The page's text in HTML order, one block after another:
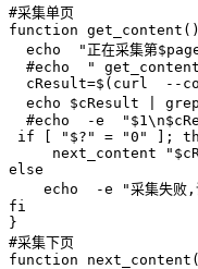
#采集单页
function
echo  "正在采集第
#echo  "
cResult=$(curl  --
echo $cResult |
#echo  -e
if [ "$?" = "0" ];
next_content
else
echo  -e "采集失败,请
fi
}
#采集下页
function